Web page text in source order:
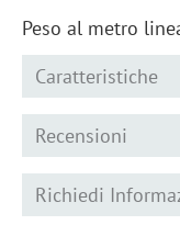
Peso al metro
Caratteristiche
Recensioni
Richiedi